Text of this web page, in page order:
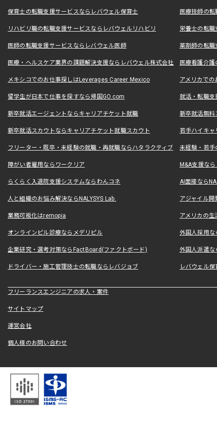
保育士の転職支援サービスならレバウェル保育士 医療技師の
リハビリ職の転職支援サービスならレバウェルリハビリ 栄養士の転
医師の転職支援サービスならレバウェル医師 薬剤師の転
医療・ヘルスケア業界の課題解決支援ならレバウェル株式会社 医療看護介
メキシコでのお仕事探しはLeverages Career Mexico アメリカで
留学生が日本で仕事を探すなら帰国GO.com 就活・転職
新卒就活エージェントならキャリアチケット就職 新卒就活無料
新卒就活スカウトならキャリアチケット就職スカウト 若手ハイキ
フリーター・既卒・未経験の就職・再就職ならハタラクティブ 未経験・若手
障がい者雇用ならワークリア M&A支援な
らくらく入退院支援システムならわんコネ AI面接なら
人と組織のお悩み解決ならNALYSYS Lab. アジャイル
業務可視化はremopia アメリカの
オンラインピル診療ならメデリピル 外国人採用
企業研究・選考対策ならFactBoard(ファクトボード) 外国人派遣な
ドライバー・施工管理技士の転職ならレバジョブ レバウェル
フリーランスエンジニアの求人・案件
サイトマップ
運営会社
個人様のお問い合わせ